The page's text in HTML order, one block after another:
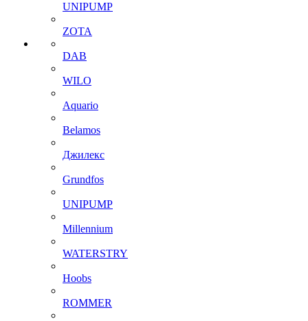
UNIPUMP
ZOTA
DAB
WILO
Aquario
Belamos
Джилекс
Grundfos
UNIPUMP
Millennium
WATERSTRY
Hoobs
ROMMER